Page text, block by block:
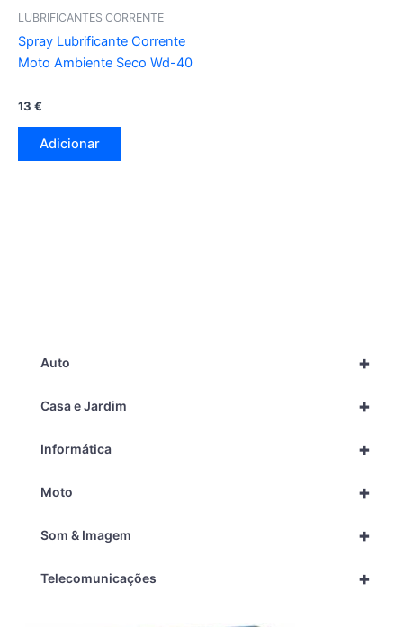
+
Auto
+
Casa e Jardim
+
Informática
+
Moto
+
Som & Imagem
+
Telecomunicações
LUBRIFICANTES CORRENTE
Spray Lubrificante Corrente
Moto Ambiente Seco Wd-40
13 €
Adicionar